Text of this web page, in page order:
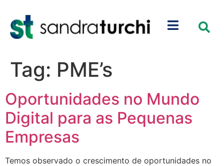
Tag: PME’s
Oportunidades no Mundo
Digital para as Pequenas
Empresas
Temos observado o crescimento de oportunidades no